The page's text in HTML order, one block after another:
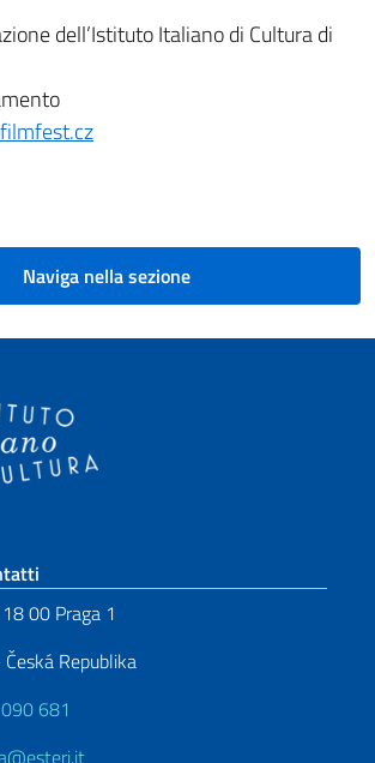
dell’Istituto Italiano di Cultura di
Naviga nella sezione
footer
00 Praga 1
Republika
681